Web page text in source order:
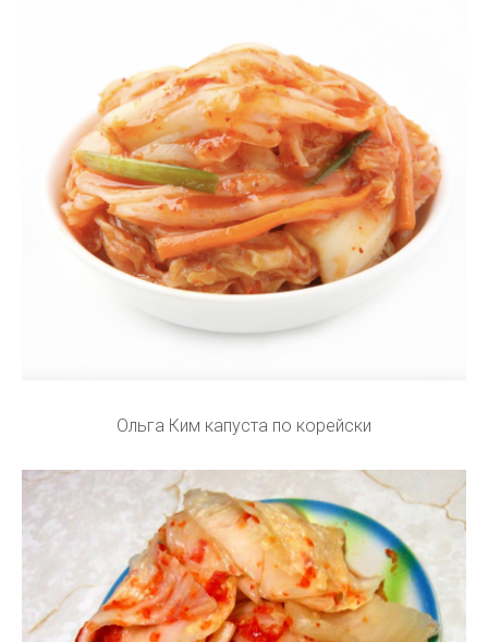
Ольга Ким капуста по корейски